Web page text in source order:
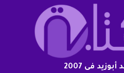
فى 2007